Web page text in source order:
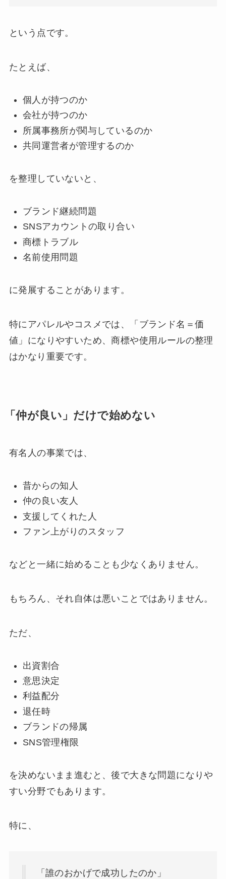
という点です。
たとえば、
個人が持つのか
会社が持つのか
所属事務所が関与しているのか
共同運営者が管理するのか
を整理していないと、
ブランド継続問題
SNSアカウントの取り合い
商標トラブル
名前使用問題
に発展することがあります。
特にアパレルやコスメでは、「ブランド名＝価
値」になりやすいため、商標や使用ルールの整理
はかなり重要です。
「仲が良い」だけで始めない
有名人の事業では、
昔からの知人
仲の良い友人
支援してくれた人
ファン上がりのスタッフ
などと一緒に始めることも少なくありません。
もちろん、それ自体は悪いことではありません。
ただ、
出資割合
意思決定
利益配分
退任時
ブランドの帰属
SNS管理権限
を決めないまま進むと、後で大きな問題になりや
すい分野でもあります。
特に、
「誰のおかげで成功したのか」